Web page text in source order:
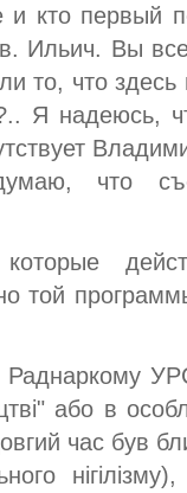
и кто первый
Ильич. Вы
то, что здесь
Я надеюсь,
что
той
Раднаркому
або в
час був